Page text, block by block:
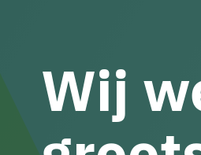
Wij